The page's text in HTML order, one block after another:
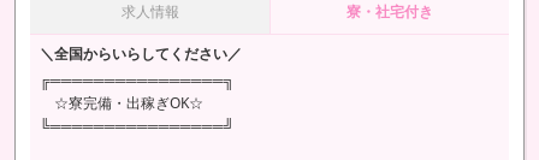
求人情報 寮・社宅付き
＼全国からいらしてください／
╔════════════════╗
☆寮完備・出稼ぎOK☆
╚════════════════╝